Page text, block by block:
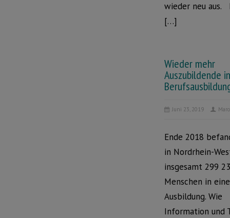
wieder neu aus.
[…]
Wieder mehr
Auszubildende
Juni 23, 2019
Ende 2018
in Nordrhein-
insgesamt 299
Menschen in
Ausbildung. Wie
Information und